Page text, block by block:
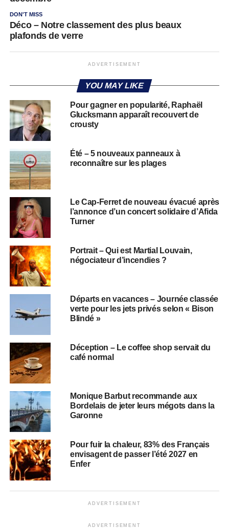
DON'T MISS
Déco – Notre classement des plus beaux
plafonds de verre
ADVERTISEMENT
YOU MAY LIKE
Pour gagner en popularité, Raphaël
Glucksmann apparaît recouvert de
crousty
Été – 5 nouveaux panneaux à
reconnaître sur les plages
Le Cap-Ferret de nouveau évacué après
l’annonce d’un concert solidaire d’Afida
Turner
Portrait – Qui est Martial Louvain,
négociateur d’incendies ?
Départs en vacances – Journée classée
verte pour les jets privés selon « Bison
Blindé »
Déception – Le coffee shop servait du
café normal
Monique Barbut recommande aux
Bordelais de jeter leurs mégots dans la
Garonne
Pour fuir la chaleur, 83% des Français
envisagent de passer l’été 2027 en
Enfer
ADVERTISEMENT
ADVERTISEMENT